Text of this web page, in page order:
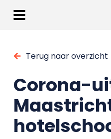
Terug naar overzicht
Corona-